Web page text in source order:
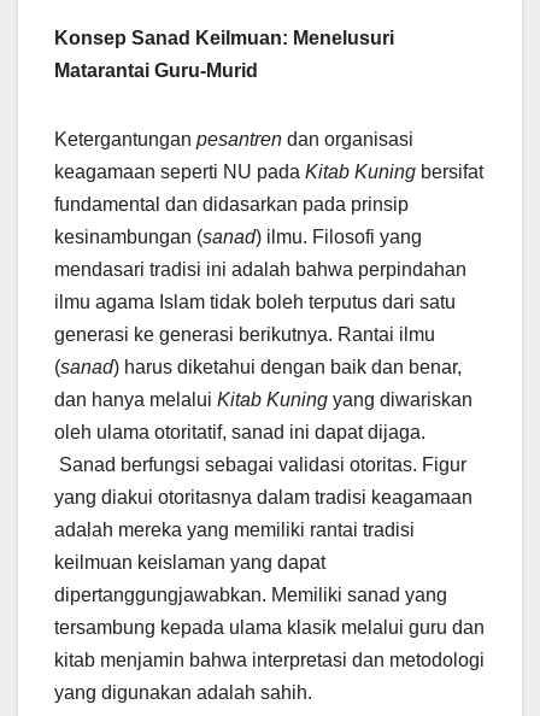
Konsep Sanad Keilmuan: Menelusuri
Matarantai Guru-Murid
Ketergantungan pesantren dan organisasi
keagamaan seperti NU pada Kitab Kuning bersifat
fundamental dan didasarkan pada prinsip
kesinambungan (sanad) ilmu. Filosofi yang
mendasari tradisi ini adalah bahwa perpindahan
ilmu agama Islam tidak boleh terputus dari satu
generasi ke generasi berikutnya. Rantai ilmu
(sanad) harus diketahui dengan baik dan benar,
dan hanya melalui Kitab Kuning yang diwariskan
oleh ulama otoritatif, sanad ini dapat dijaga.
Sanad berfungsi sebagai validasi otoritas. Figur
yang diakui otoritasnya dalam tradisi keagamaan
adalah mereka yang memiliki rantai tradisi
keilmuan keislaman yang dapat
dipertanggungjawabkan. Memiliki sanad yang
tersambung kepada ulama klasik melalui guru dan
kitab menjamin bahwa interpretasi dan metodologi
yang digunakan adalah sahih.